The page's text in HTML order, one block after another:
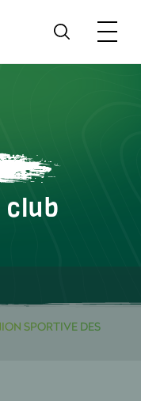
club
SPORTIVE DES